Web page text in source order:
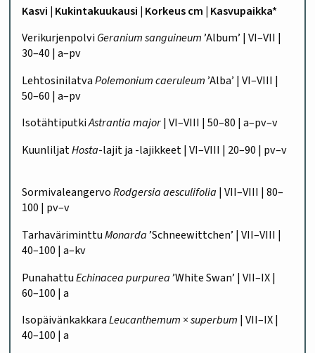
Kasvi | Kukintakuukausi | Korkeus cm | Kasvupaikka*
Verikurjenpolvi Geranium sanguineum’Album’ | VI–VII |
30–40 | a–pv
LehtosinilatvaPolemonium caeruleum’Alba’ | VI–VIII |
50–60 | a–pv
IsotähtiputkiAstrantia major| VI–VIII | 50–80 | a–pv–v
KuunliljatHosta-lajit ja -lajikkeet | VI–VIII | 20–90 | pv–v
SormivaleangervoRodgersia aesculifolia | VII–VIII | 80–
100 | pv–v
TarhaväriminttuMonarda’Schneewittchen’ | VII–VIII |
40–100 | a–kv
PunahattuEchinacea purpurea’White Swan’ | VII–IX |
60–100 | a
IsopäivänkakkaraLeucanthemum × superbum | VII–IX |
40–100 | a